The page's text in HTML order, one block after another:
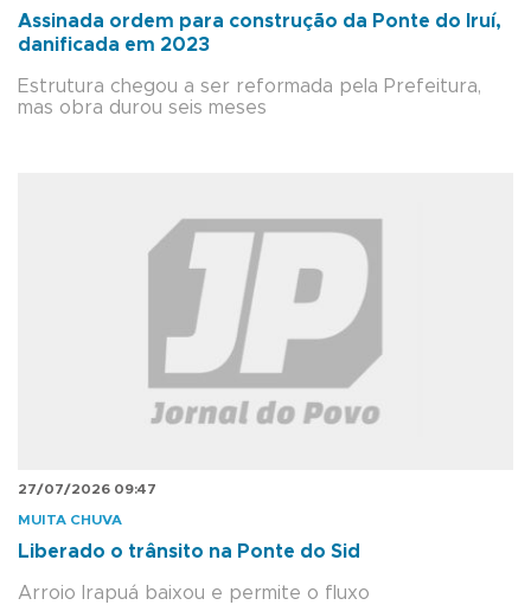
Assinada ordem para construção da Ponte do Iruí,
danificada em 2023
Estrutura chegou a ser reformada pela Prefeitura,
mas obra durou seis meses
27/07/2026 09:47
MUITA CHUVA
Liberado o trânsito na Ponte do Sid
Arroio Irapuá baixou e permite o fluxo